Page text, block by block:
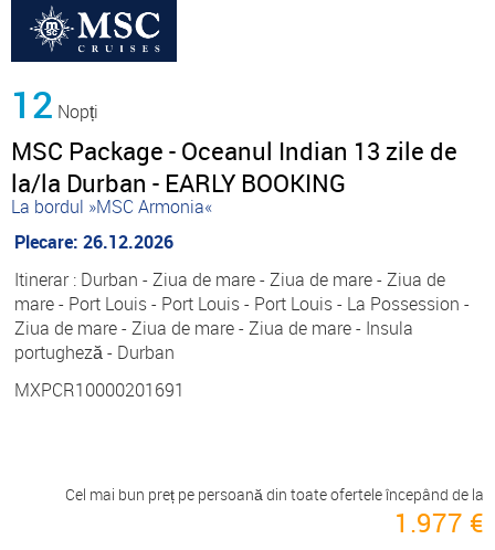
12 Nopți
MSC Package - Oceanul Indian 13 zile de
la/la Durban - EARLY BOOKING
La bordul »MSC Armonia«
Plecare: 26.12.2026
Itinerar : Durban - Ziua de mare - Ziua de mare - Ziua de
mare - Port Louis - Port Louis - Port Louis - La Possession -
Ziua de mare - Ziua de mare - Ziua de mare - Insula
portugheză - Durban
MXPCR10000201691
Cel mai bun preț pe persoană din toate ofertele începând de la
1.977 €